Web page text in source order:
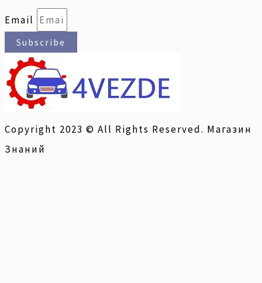
Email
Subscribe
Copyright 2023 © All Rights Reserved. Магазин
Знаний